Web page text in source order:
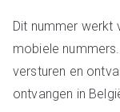
Dit nummer werkt
mobiele
versturen en
ontvangen in